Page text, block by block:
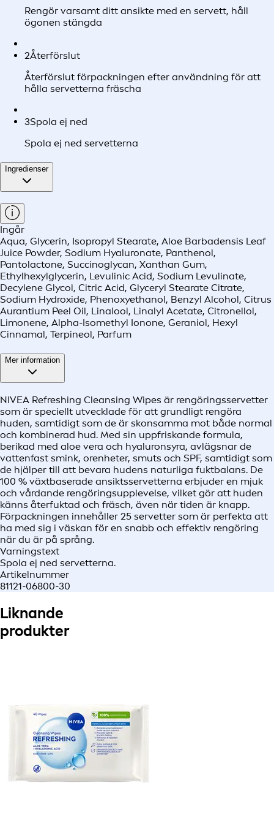
Rengör varsamt ditt ansikte med en servett, håll
ögonen stängda
2Återförslut
Återförslut förpackningen efter användning för att
hålla servetterna fräscha
3Spola ej ned
Spola ej ned servetterna
Ingredienser
Ingår
Aqua, Glycerin, Isopropyl Stearate, Aloe Barbadensis Leaf
Juice Powder, Sodium Hyaluronate, Panthenol,
Pantolactone, Succinoglycan, Xanthan Gum,
Ethylhexylglycerin, Levulinic Acid, Sodium Levulinate,
Decylene Glycol, Citric Acid, Glyceryl Stearate Citrate,
Sodium Hydroxide, Phenoxyethanol, Benzyl Alcohol, Citrus
Aurantium Peel Oil, Linalool, Linalyl Acetate, Citronellol,
Limonene, Alpha-Isomethyl Ionone, Geraniol, Hexyl
Cinnamal, Terpineol, Parfum
Mer information
NIVEA Refreshing Cleansing Wipes är rengöringsservetter
som är speciellt utvecklade för att grundligt rengöra
huden, samtidigt som de är skonsamma mot både normal
och kombinerad hud. Med sin uppfriskande formula,
berikad med aloe vera och hyaluronsyra, avlägsnar de
vattenfast smink, orenheter, smuts och SPF, samtidigt som
de hjälper till att bevara hudens naturliga fuktbalans. De
100 % växtbaserade ansiktsservetterna erbjuder en mjuk
och vårdande rengöringsupplevelse, vilket gör att huden
känns återfuktad och fräsch, även när tiden är knapp.
Förpackningen innehåller 25 servetter som är perfekta att
ha med sig i väskan för en snabb och effektiv rengöring
när du är på språng.
Varningstext
Spola ej ned servetterna.
Artikelnummer
81121-06800-30
Liknande
produkter